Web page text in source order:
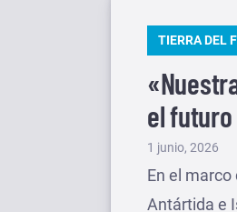
PUBLICADO
TIERRA DEL
el
Publicado
el
1 junio, 2026
En el
Antártida e